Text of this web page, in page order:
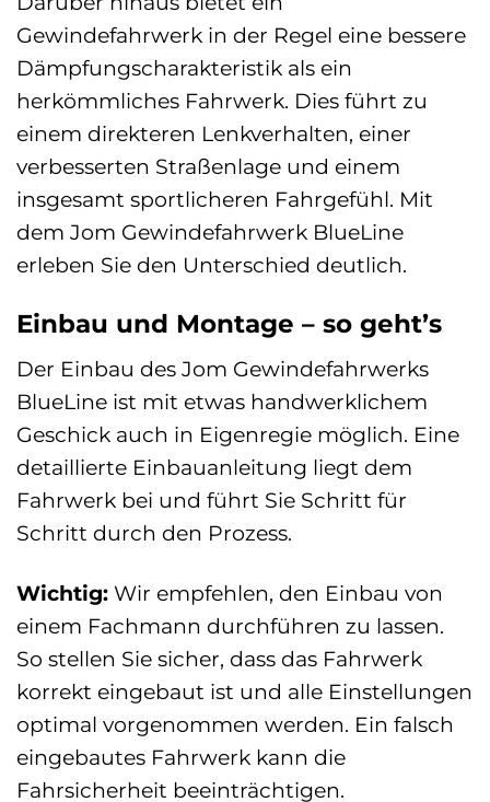
Gewindefahrwerk in der Regel eine bessere
Dämpfungscharakteristik als ein
herkömmliches Fahrwerk. Dies führt zu
einem direkteren Lenkverhalten, einer
verbesserten Straßenlage und einem
insgesamt sportlicheren Fahrgefühl. Mit
dem Jom Gewindefahrwerk BlueLine
erleben Sie den Unterschied deutlich.
Einbau und Montage – so geht’s
Der Einbau des Jom Gewindefahrwerks
BlueLine ist mit etwas handwerklichem
Geschick auch in Eigenregie möglich. Eine
detaillierte Einbauanleitung liegt dem
Fahrwerk bei und führt Sie Schritt für
Schritt durch den Prozess.
Wichtig: Wir empfehlen, den Einbau von
einem Fachmann durchführen zu lassen.
So stellen Sie sicher, dass das Fahrwerk
korrekt eingebaut ist und alle Einstellungen
optimal vorgenommen werden. Ein falsch
eingebautes Fahrwerk kann die
Fahrsicherheit beeinträchtigen.